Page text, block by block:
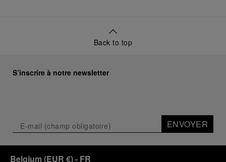
Back to top
S’inscrire à notre newsletter
ENVOYER
Belgium (EUR €)- FR